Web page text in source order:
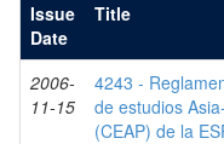
Issue
Date
Title
2006-
11-15
4243 -
de estudios
(CEAP) de la